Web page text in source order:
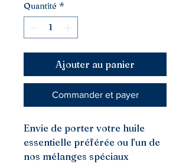
Quantité *
Ajouter au panier
Commander et payer
Envie de porter votre huile
essentielle préférée ou l’un de
nos mélanges spéciaux